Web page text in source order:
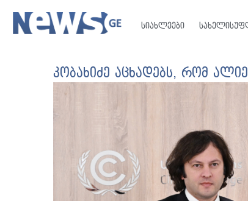
სიახლეები
კობახიძე აცხადებს, რომ